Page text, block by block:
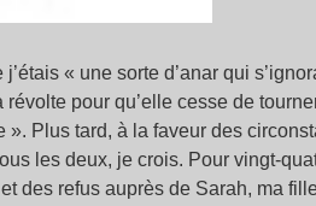
« une sorte d’anar qui
pour qu’elle cesse de
Plus tard, à la faveur des
les deux, je crois. Pour vingt-
des refus auprès de Sarah, ma